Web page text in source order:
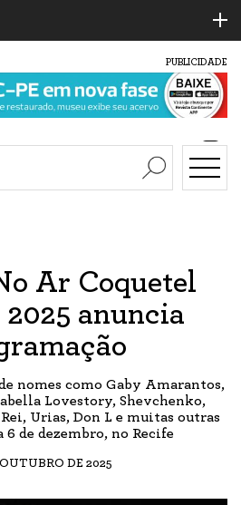
PUBLICIDADE
Ar Coquetel
anuncia
nomes como Gaby Amarantos,
Lovestory, Shevchenko,
Urias, Don L e muitas outras
6 de dezembro, no Recife
DE 2025